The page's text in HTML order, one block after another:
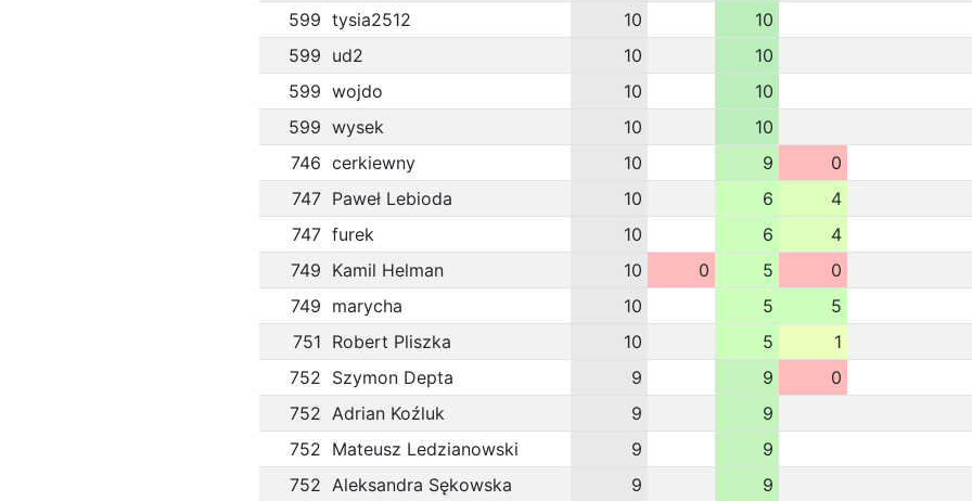
599 tysia2512 10
10
599 ud2 10
10
599 wojdo 10
10
599 wysek 10
10
746 cerkiewny 10 9
0
747 Paweł Lebioda 10 6
4
747 furek 10 6
4
749 Kamil Helman 10 0 5
0
749 marycha 10 5
5
751 Robert Pliszka 10 5
1
752 Szymon Depta 9 9
0
752 Adrian Koźluk 9
9
752 Mateusz Ledzianowski 9
9
752 Aleksandra Sękowska 9
9